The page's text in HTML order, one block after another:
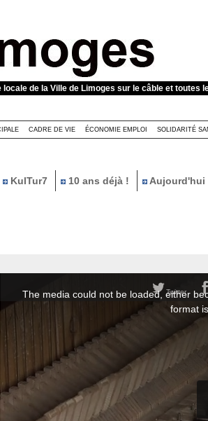
de la Ville de Limoges sur le câble et toutes
CADRE DE VIE ÉCONOMIE EMPLOI SOLIDARITÉ
KulTur7 10 ans déjà ! Aujourd'hui